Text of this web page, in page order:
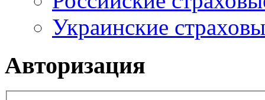
Украинские
Авторизация